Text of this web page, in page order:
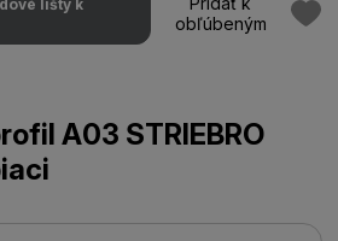
lišty k
obľúbeným
A03 STRIEBRO